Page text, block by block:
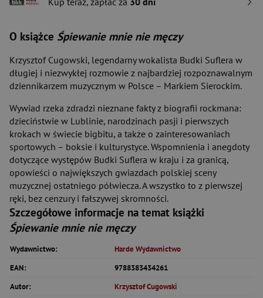
O książce Śpiewanie mnie nie męczy
Krzysztof Cugowski, legendarny wokalista Budki Suflera w
długiej i niezwykłej rozmowie z najbardziej rozpoznawalnym
dziennikarzem muzycznym w Polsce – Markiem Sierockim.
Wywiad rzeka zdradzi nieznane fakty z biografii rockmana:
dzieciństwie w Lublinie, narodzinach pasji i pierwszych
krokach w świecie bigbitu, a także o zainteresowaniach
sportowych – boksie i kulturystyce. Wspomnienia i anegdoty
dotyczące występów Budki Suflera w kraju i za granicą,
opowieści o największych gwiazdach polskiej sceny
muzycznej ostatniego półwiecza. A wszystko to z pierwszej
ręki, bez cenzury i fałszywej skromności.
Szczegółowe informacje na temat książki
Śpiewanie mnie nie męczy
Wydawnictwo:
Harde Wydawnictwo
EAN:
9788383434261
Autor:
Krzysztof Cugowski